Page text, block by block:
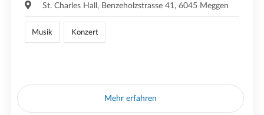
St. Charles Hall, Benzeholzstrasse 41, 6045 Meggen
Musik Konzert
Mehr erfahren